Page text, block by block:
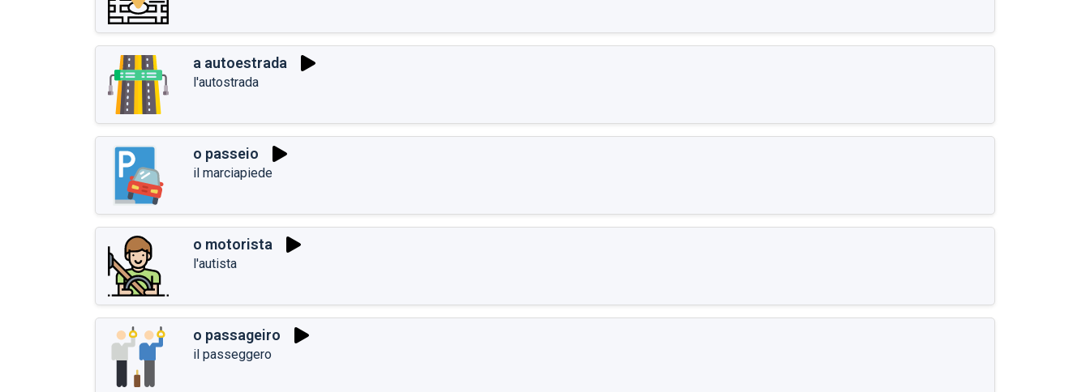
a autoestrada
l'autostrada
o passeio
il marciapiede
o motorista
l'autista
o passageiro
il passeggero